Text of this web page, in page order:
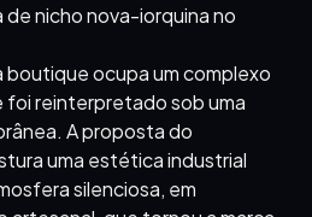
nicho nova-iorquina no
boutique ocupa um complexo
reinterpretado sob uma
A proposta do
uma estética industrial
silenciosa, em